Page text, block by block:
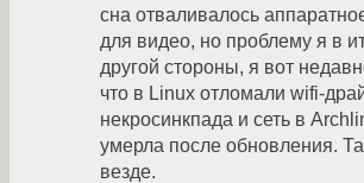
сна отваливалось
для видео, но проблему я в
другой стороны, я вот
что в Linux отломали wifi-
некросинкпада и сеть в
умерла после обновления.
везде.